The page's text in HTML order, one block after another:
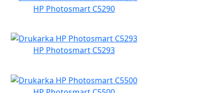
HP Photosmart C5290
HP Photosmart C5293